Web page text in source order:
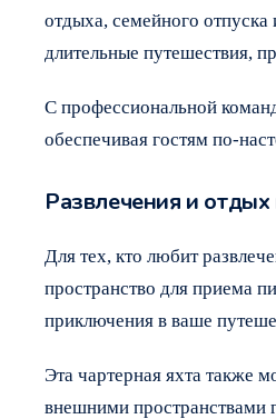
отдыха, семейного
длительные путешествия,
С профессиональной
обеспечивая гостям по-
Развлечения и отдых
Для тех, кто любит
пространство для приема
приключения в ваше
Эта чартерная яхта также
внешними пространствами